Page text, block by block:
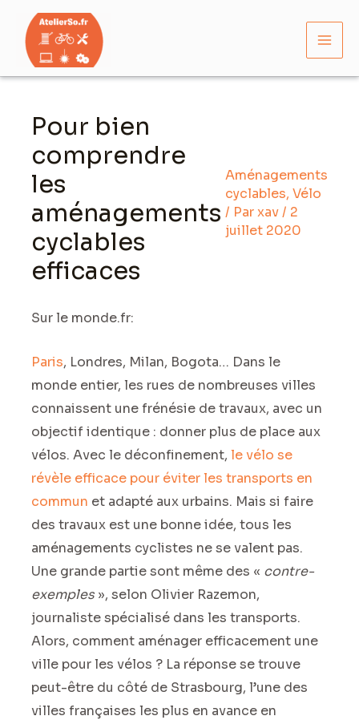
contenu
Pour bien
comprendre
les
aménagements
cyclables
efficaces
Aménagements
cyclables,Vélo
/ Parxav/ 2
juillet 2020
Sur le monde.fr:
Paris, Londres, Milan, Bogota… Dans le
monde entier, les rues de nombreuses villes
connaissent une frénésie de travaux, avec un
objectif identique : donner plus de place aux
vélos. Avec le déconfinement, le vélo se
révèle efficace pour éviter les transports en
commun et adapté aux urbains. Mais si faire
des travaux est une bonne idée, tous les
aménagements cyclistes ne se valent pas.
Une grande partie sont même des « contre-
exemples», selon Olivier Razemon,
journaliste spécialisé dans les transports.
Alors, comment aménager efficacement une
ville pour les vélos ? La réponse se trouve
peut-être du côté de Strasbourg, l’une des
villes françaises les plus en avance en
Navigation
articles